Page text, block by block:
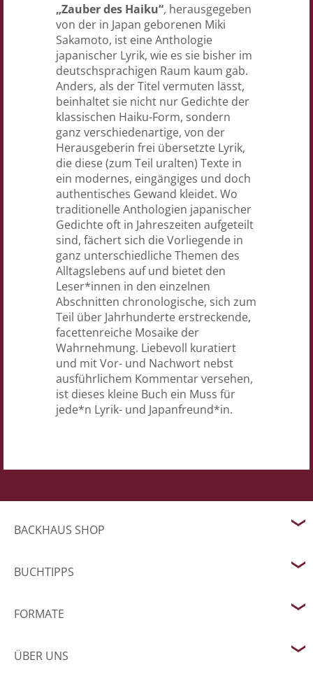
„Zauber des Haiku“, herausgegeben
von der in Japan geborenen Miki
Sakamoto, ist eine Anthologie
japanischer Lyrik, wie es sie bisher im
deutschsprachigen Raum kaum gab.
Anders, als der Titel vermuten lässt,
beinhaltet sie nicht nur Gedichte der
klassischen Haiku-Form, sondern
ganz verschiedenartige, von der
Herausgeberin frei übersetzte Lyrik,
die diese (zum Teil uralten) Texte in
ein modernes, eingängiges und doch
authentisches Gewand kleidet. Wo
traditionelle Anthologien japanischer
Gedichte oft in Jahreszeiten aufgeteilt
sind, fächert sich die Vorliegende in
ganz unterschiedliche Themen des
Alltagslebens auf und bietet den
Leser*innen in den einzelnen
Abschnitten chronologische, sich zum
Teil über Jahrhunderte erstreckende,
facettenreiche Mosaike der
Wahrnehmung. Liebevoll kuratiert
und mit Vor- und Nachwort nebst
ausführlichem Kommentar versehen,
ist dieses kleine Buch ein Muss für
jede*n Lyrik- und Japanfreund*in.
BACKHAUS SHOP
BUCHTIPPS
FORMATE
ÜBER UNS